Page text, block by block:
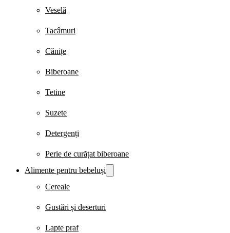
Veselă
Tacâmuri
Cănițe
Biberoane
Tetine
Suzete
Detergenți
Perie de curățat biberoane
Alimente pentru bebeluși
Cereale
Gustări și deserturi
Lapte praf